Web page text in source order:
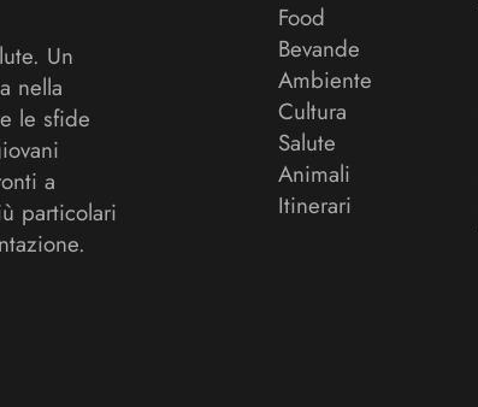
Un
nella
le sfide
a
particolari
Food
Bevande
Ambiente
Cultura
Salute
Animali
Itinerari